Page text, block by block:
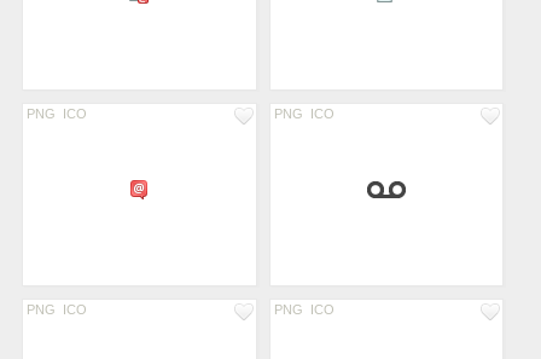
PNG ICO PNG ICO
PNG ICO PNG ICO